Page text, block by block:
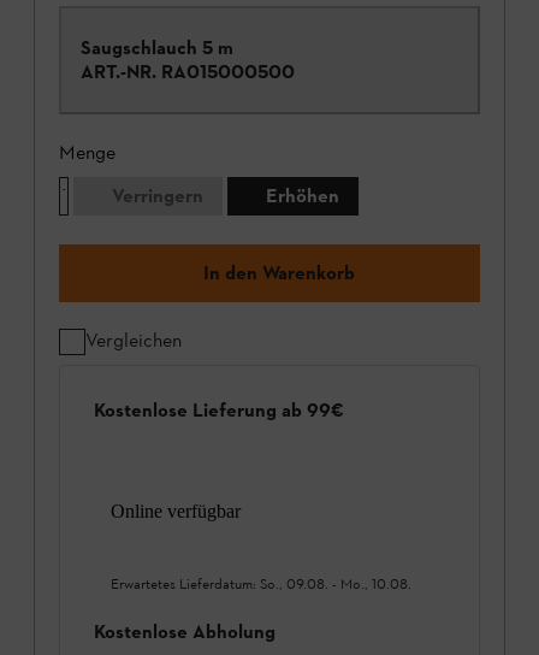
Saugschlauch 5 m
ART.-NR. RA015000500
Menge
Verringern
Erhöhen
In den Warenkorb
Vergleichen
Kostenlose Lieferung ab 99€
Online verfügbar
Erwartetes Lieferdatum: So., 09.08. - Mo., 10.08.
Kostenlose Abholung